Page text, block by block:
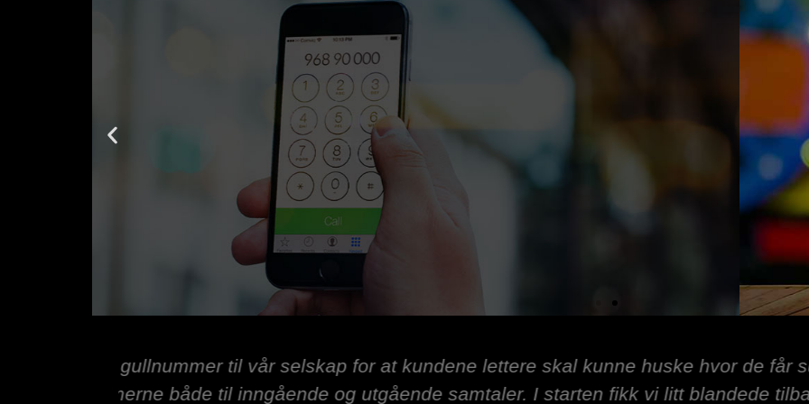
Totalløsning
Vi kjøpte gullnummer for å gjøre det lett for oss selv, familie, venner og
Servicen var meget god og vi følte vi fikk mye for